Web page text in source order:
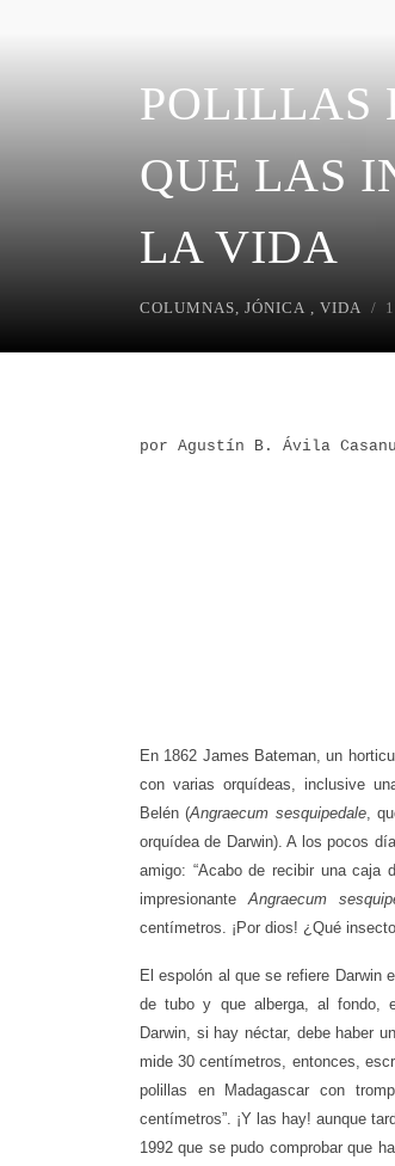
POLILLAS
QUE LAS
LA VIDA
COLUMNAS, JÓNICA , VIDA
por Agustín B. Ávila
En 1862 James Bateman, un
con varias orquídeas, inclusive
Belén (Angraecum sesquipedale,
orquídea de Darwin). A los pocos
amigo: “Acabo de recibir una caja
impresionanteAngraecum
centímetros. ¡Por dios! ¿Qué
El espolón al que se refiere Darwin
de tubo y que alberga, al fondo,
Darwin, si hay néctar, debe haber
mide 30 centímetros, entonces,
polillas en Madagascar con
centímetros”. ¡Y las hay! aunque
1992 que se pudo comprobar que